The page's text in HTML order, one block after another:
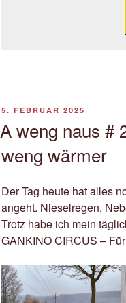
VERÖFFENTLICHT
5. FEBRUAR 2025
A weng naus #
weng wärmer
Der Tag heute hat alles
angeht. Nieselregen,
Trotz habe ich mein
GANKINO CIRCUS –